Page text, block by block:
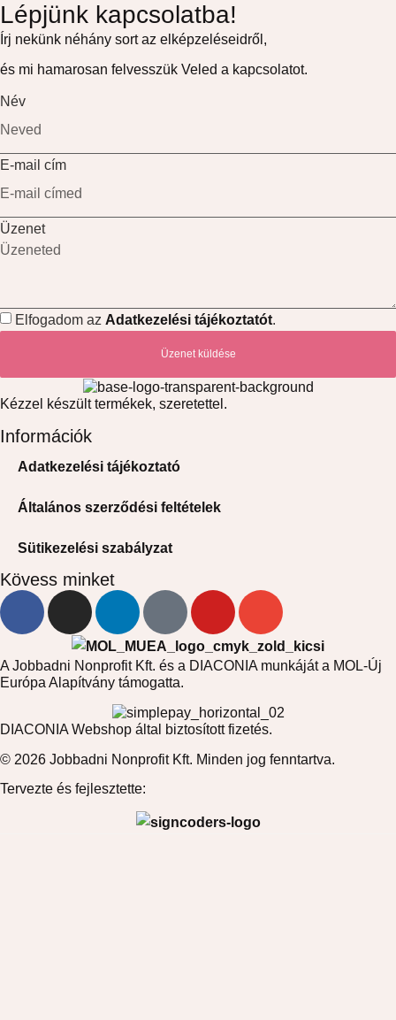
Lépjünk kapcsolatba!
Írj nekünk néhány sort az elképzeléseidről,
és mi hamarosan felvesszük Veled a kapcsolatot.
Név
E-mail cím
Üzenet
Elfogadom az Adatkezelési tájékoztatót.
Üzenet küldése
Kézzel készült termékek, szeretettel.
Információk
Adatkezelési tájékoztató
Általános szerződési feltételek
Sütikezelési szabályzat
Kövess minket
A Jobbadni Nonprofit Kft. és a DIACONIA munkáját a MOL-Új
Európa Alapítvány támogatta.
DIACONIA Webshop által biztosított fizetés.
© 2026 Jobbadni Nonprofit Kft. Minden jog fenntartva.
Tervezte és fejlesztette: